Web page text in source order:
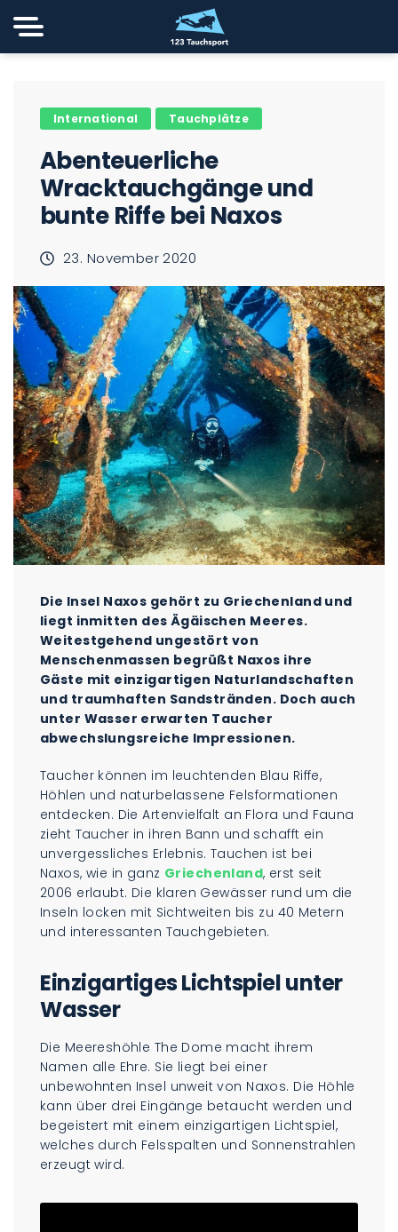
International Tauchplätze
Abenteuerliche
Wracktauchgänge und
bunte Riffe bei Naxos
23. November 2020
Die Insel Naxos gehört zu Griechenland und
liegt inmitten des Ägäischen Meeres.
Weitestgehend ungestört von
Menschenmassen begrüßt Naxos ihre
Gäste mit einzigartigen Naturlandschaften
und traumhaften Sandstränden. Doch auch
unter Wasser erwarten Taucher
abwechslungsreiche Impressionen.
Taucher können im leuchtenden Blau Riffe,
Höhlen und naturbelassene Felsformationen
entdecken. Die Artenvielfalt an Flora und Fauna
zieht Taucher in ihren Bann und schafft ein
unvergessliches Erlebnis. Tauchen ist bei
Naxos, wie in ganz Griechenland, erst seit
2006 erlaubt. Die klaren Gewässer rund um die
Inseln locken mit Sichtweiten bis zu 40 Metern
und interessanten Tauchgebieten.
Einzigartiges Lichtspiel unter
Wasser
Die Meereshöhle The Dome macht ihrem
Namen alle Ehre. Sie liegt bei einer
unbewohnten Insel unweit von Naxos. Die Höhle
kann über drei Eingänge betaucht werden und
begeistert mit einem einzigartigen Lichtspiel,
welches durch Felsspalten und Sonnenstrahlen
erzeugt wird.